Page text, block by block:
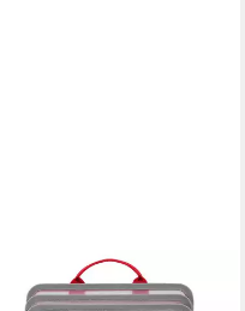
STEP BY STEP
Schulranzen Faltbare Heftbox